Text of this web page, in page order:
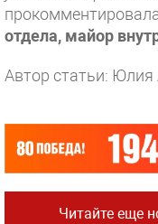
отдела, майор
Автор статьи: Юлия
Читайте еще